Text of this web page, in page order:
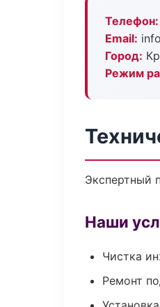
Телефон:
Email:
Город:
Режим
Экспертный
Наши
Чистка
Ремонт